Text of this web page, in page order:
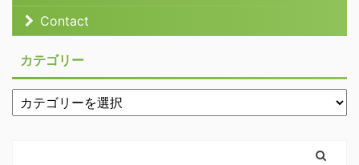
Contact
カテゴリー